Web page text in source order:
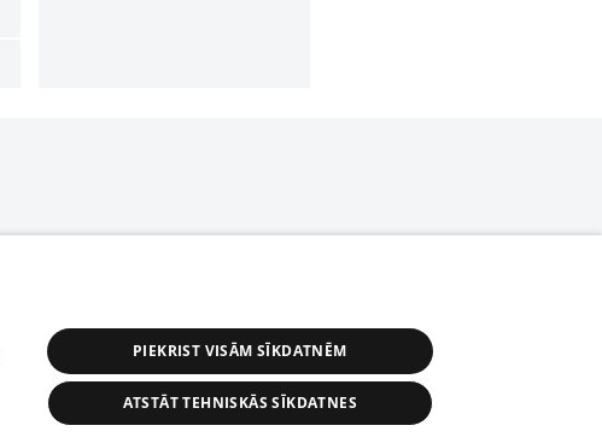
PIEKRIST VISĀM SĪKDATNĒM
ATSTĀT TEHNISKĀS SĪKDATNES